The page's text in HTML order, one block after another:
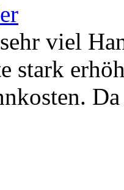
viel
stark